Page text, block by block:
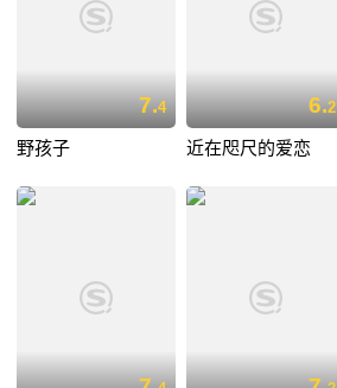
7.4
野孩子
6.2
近在咫尺的爱恋